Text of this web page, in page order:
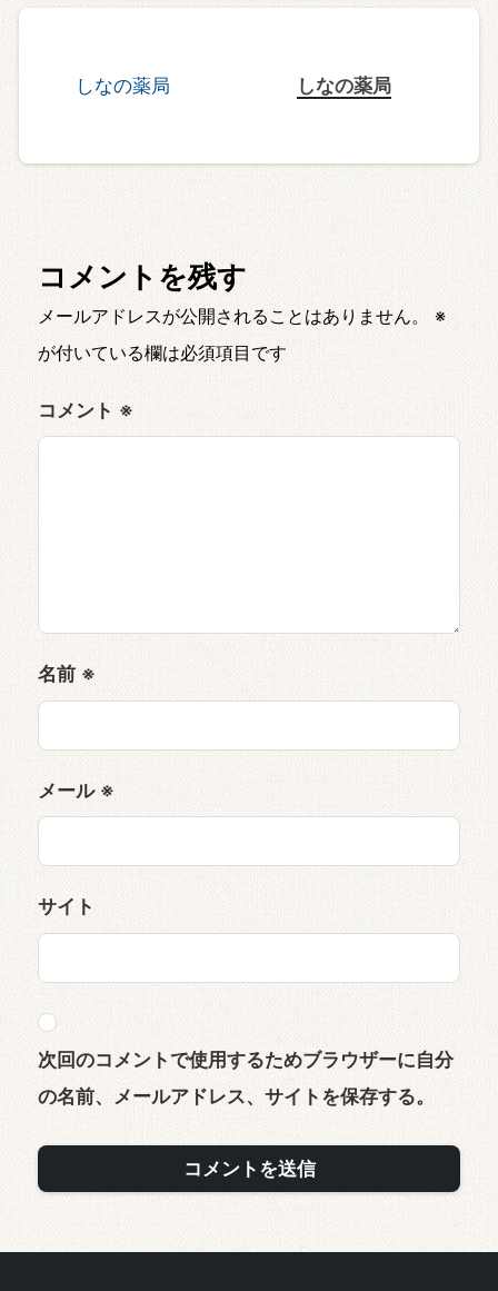
しなの薬局
コメントを残す
メールアドレスが公開されることはありません。
※
が付いている欄は必須項目です
コメント ※
名前 ※
メール ※
サイト
次回のコメントで使用するためブラウザーに自分
の名前、メールアドレス、サイトを保存する。